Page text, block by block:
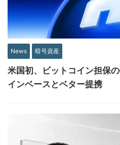
News 暗号資産
米国初、ビットコイン担保
インベースとベター提携